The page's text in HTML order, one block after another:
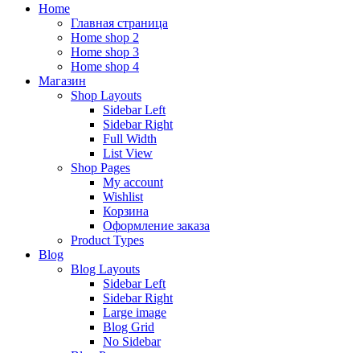
Home
Главная страница
Home shop 2
Home shop 3
Home shop 4
Магазин
Shop Layouts
Sidebar Left
Sidebar Right
Full Width
List View
Shop Pages
My account
Wishlist
Корзина
Оформление заказа
Product Types
Blog
Blog Layouts
Sidebar Left
Sidebar Right
Large image
Blog Grid
No Sidebar